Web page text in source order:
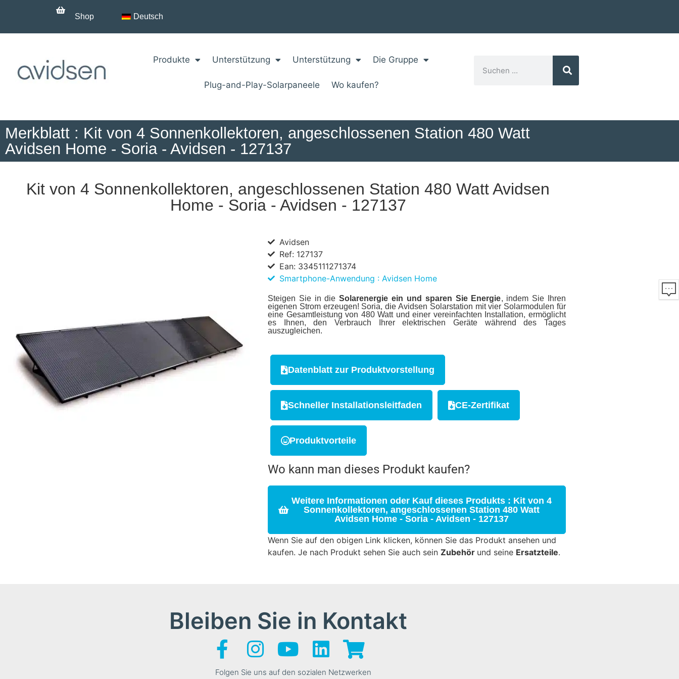
Shop Deutsch
Produkte Unterstützung Unterstützung Die Gruppe
Plug-and-Play-Solarpaneele Wo kaufen?
Merkblatt : Kit von 4 Sonnenkollektoren, angeschlossenen Station 480 Watt
Avidsen Home - Soria - Avidsen - 127137
Kit von 4 Sonnenkollektoren, angeschlossenen Station 480 Watt Avidsen
Home - Soria - Avidsen - 127137
Avidsen
Ref: 127137
Ean: 3345111271374
Smartphone-Anwendung : Avidsen Home
Steigen Sie in dieSolarenergie ein und sparen Sie Energie, indem Sie Ihren
eigenen Strom erzeugen! Soria, die Avidsen Solarstation mit vier Solarmodulen für
eine Gesamtleistung von 480 Watt und einer vereinfachten Installation, ermöglicht
es Ihnen, den Verbrauch Ihrer elektrischen Geräte während des Tages
auszugleichen.
Datenblatt zur Produktvorstellung
Schneller Installationsleitfaden CE-Zertifikat
Produktvorteile
Wo kann man dieses Produkt kaufen?
Weitere Informationen oder Kauf dieses Produkts : Kit von 4
Sonnenkollektoren, angeschlossenen Station 480 Watt
Avidsen Home - Soria - Avidsen - 127137
Wenn Sie auf den obigen Link klicken, können Sie das Produkt ansehen und
kaufen. Je nach Produkt sehen Sie auch sein Zubehör und seine Ersatzteile.
Bleiben Sie in Kontakt
Folgen Sie uns auf den sozialen Netzwerken